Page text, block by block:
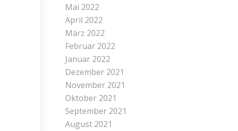
Mai 2022
April 2022
März 2022
Februar 2022
Januar 2022
Dezember 2021
November 2021
Oktober 2021
September 2021
August 2021